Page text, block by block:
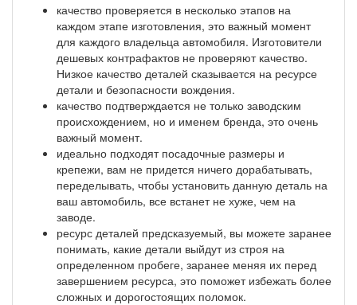
качество проверяется в несколько этапов на
каждом этапе изготовления, это важный момент
для каждого владельца автомобиля. Изготовители
дешевых контрафактов не проверяют качество.
Низкое качество деталей сказывается на ресурсе
детали и безопасности вождения.
качество подтверждается не только заводским
происхождением, но и именем бренда, это очень
важный момент.
идеально подходят посадочные размеры и
крепежи, вам не придется ничего дорабатывать,
переделывать, чтобы установить данную деталь на
ваш автомобиль, все встанет не хуже, чем на
заводе.
ресурс деталей предсказуемый, вы можете заранее
понимать, какие детали выйдут из строя на
определенном пробеге, заранее меняя их перед
завершением ресурса, это поможет избежать более
сложных и дорогостоящих поломок.